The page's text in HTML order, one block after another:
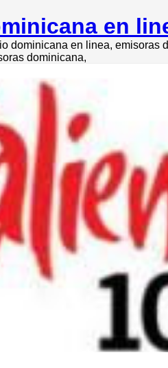
en
dominicana en linea,
dominicana,